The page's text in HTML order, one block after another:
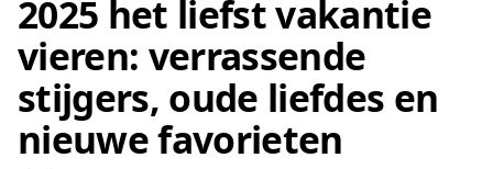
2025 het liefst vakantie
vieren: verrassende
stijgers, oude liefdes en
nieuwe favorieten